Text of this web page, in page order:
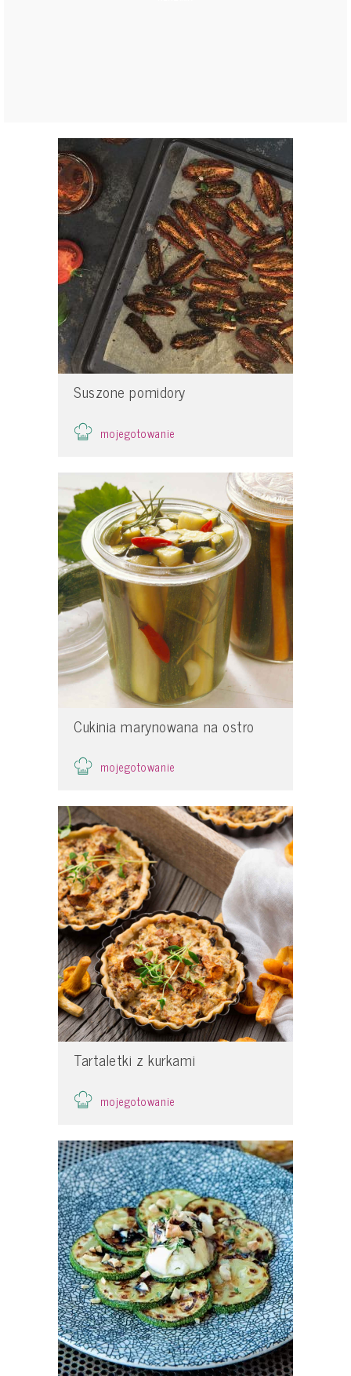
Suszone pomidory
mojegotowanie
Cukinia marynowana na ostro
mojegotowanie
Tartaletki z kurkami
mojegotowanie